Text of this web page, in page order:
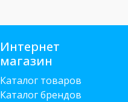
Интернет
магазин
Каталог товаров
Каталог брендов